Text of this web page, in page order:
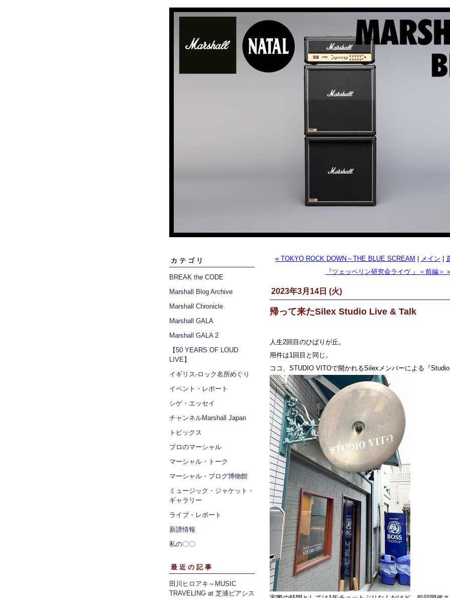
カテゴリ
BREAK the CODE
Marshall Blog Archive
Marshall Chronicle
Marshall GALA
Marshall GALA 2
【50 YEARS OF LOUD
LIVE】
イギリス‐ロック名所めぐり
イベント・レポート
シゲ・エッセイ
チャンネルMarshall Japan
トピックス
プロのマーシャル
マーシャル・トーク
マーシャル・ブログ博物館
ミュージック・ジャケット・
ギャラリー
ライブ・レポート
新譜情報
私の〇〇
最近の記事
田川ヒロアキ～MUSIC
TRAVELING at 芝浦ピアシス
« TOKYO ROCK DOWN～THE BLUE SCREAM メイン
『ツェッペリン研究会ライヴ 』＜前編＞ »
2023年3月14日 (火)
帰って来たSilex Studio Live & Talk
人生2回目のひばりが丘。
用件は1回目と同じ。
ココ、STUDIO VITOで開かれるSilexメンバーによる『